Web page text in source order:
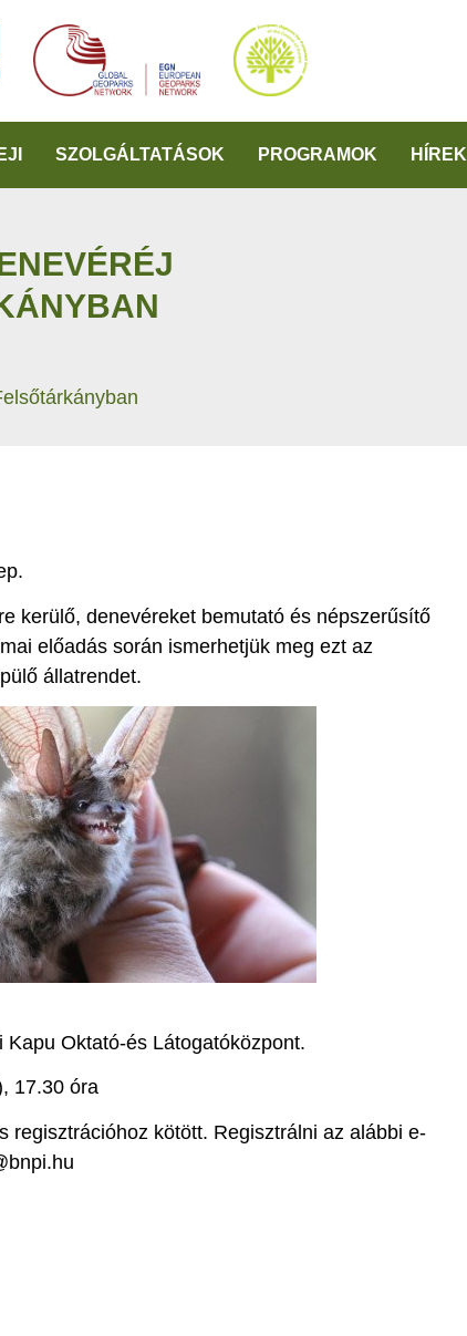
SZOLGÁLTATÁSOK PROGRAMOK HÍREK
kerülő, denevéreket bemutató és népszerűsítő
előadás során ismerhetjük meg ezt az
állatrendet.
Kapu Oktató-és Látogatóközpont.
17.30 óra
regisztrációhoz kötött. Regisztrálni az alábbi e-